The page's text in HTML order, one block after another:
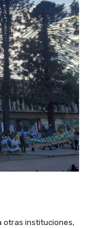
otras instituciones,